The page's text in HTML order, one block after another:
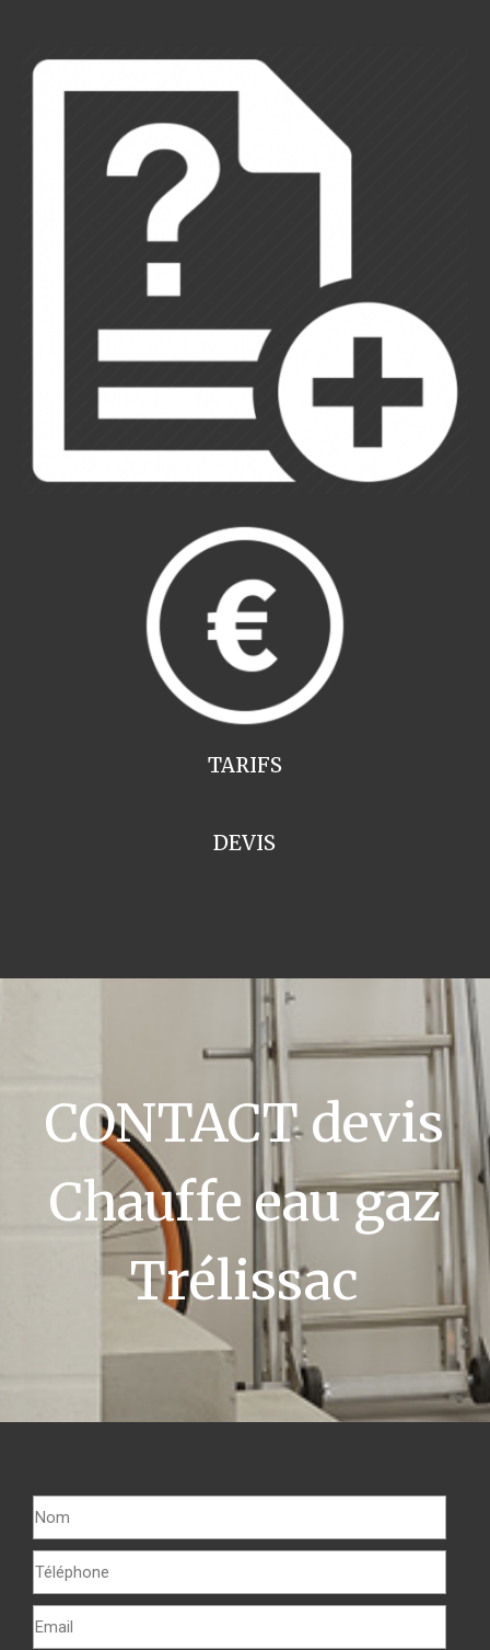
TARIFS
DEVIS
CONTACT devis
Chauffe eau gaz
Trélissac